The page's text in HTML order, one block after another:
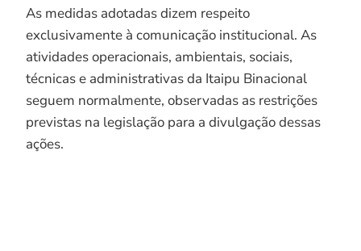
As medidas adotadas dizem respeito
exclusivamente à comunicação institucional. As
atividades operacionais, ambientais, sociais,
técnicas e administrativas da Itaipu Binacional
seguem normalmente, observadas as restrições
previstas na legislação para a divulgação dessas
ações.